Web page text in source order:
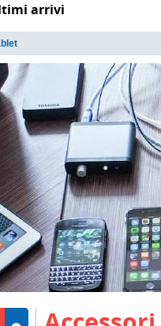
arrivi